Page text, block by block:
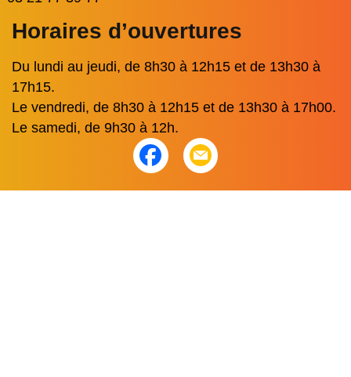
Horaires d’ouvertures
Du lundi au jeudi, de 8h30 à 12h15 et de 13h30 à
17h15.
Le vendredi, de 8h30 à 12h15 et de 13h30 à 17h00.
Le samedi, de 9h30 à 12h.